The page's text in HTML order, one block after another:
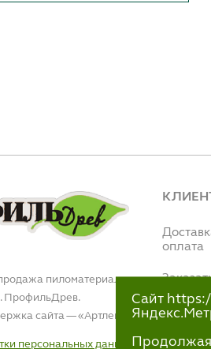
пиломатериалов
ПрофильДрев.
сайта — «Артлекс
персональных данных
оплата
Интернет
Сайт
Продолжая